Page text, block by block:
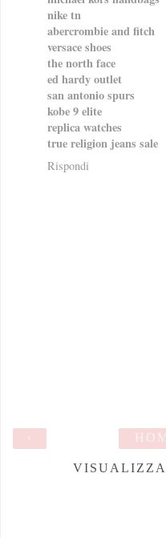
nike tn
abercrombie and fitch
versace shoes
the north face
ed hardy outlet
san antonio spurs
kobe 9 elite
replica watches
true religion jeans sale
Rispondi
VISUALIZZA